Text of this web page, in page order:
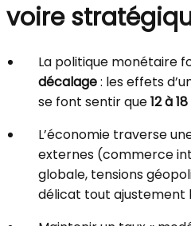
voire
La politique monétaire
décalage: les effets
se font sentir que12 à
L’économie traverse
externes (commerce
globale, tensions
délicat tout ajustement